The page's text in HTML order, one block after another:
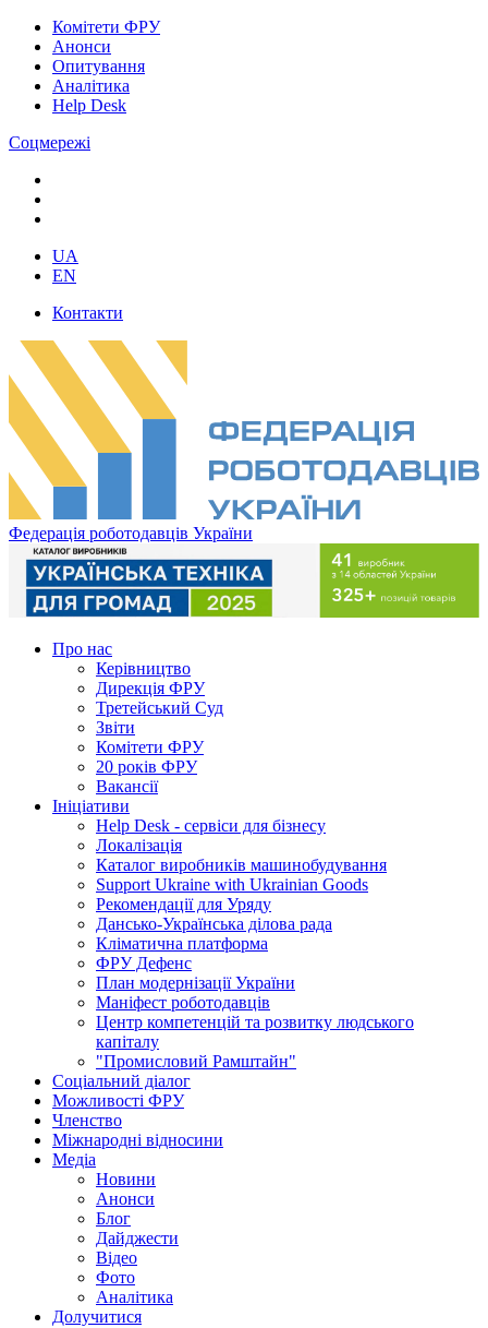
Комітети ФРУ
Анонси
Опитування
Аналітика
Help Desk
Соцмережі
UA
EN
Контакти
Федерація роботодавців України
Про нас
Керівництво
Дирекція ФРУ
Третейський Суд
Звіти
Комітети ФРУ
20 років ФРУ
Вакансії
Ініціативи
Help Desk - сервіси для бізнесу
Локалізація
Каталог виробників машинобудування
Support Ukraine with Ukrainian Goods
Рекомендації для Уряду
Дансько-Українська ділова рада
Кліматична платформа
ФРУ Дефенс
План модернізації України
Маніфест роботодавців
Центр компетенцій та розвитку людського
капіталу
"Промисловий Рамштайн"
Соціальний діалог
Можливості ФРУ
Членство
Міжнародні відносини
Медіа
Новини
Анонси
Блог
Дайджести
Відео
Фото
Аналітика
Долучитися